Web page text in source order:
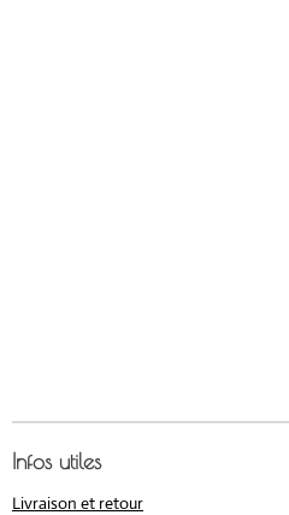
Infos utiles
Livraison et retour